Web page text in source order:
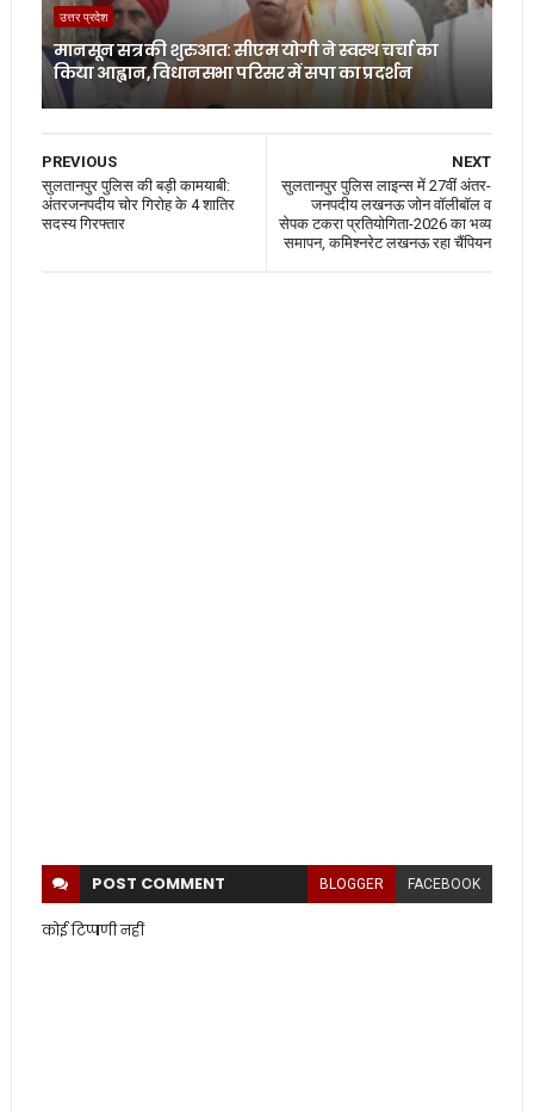
उत्तर प्रदेश
मानसून सत्र की शुरुआत: सीएम योगी ने स्वस्थ चर्चा का
किया आह्वान, विधानसभा परिसर में सपा का प्रदर्शन
NEXT
सुलतानपुर पुलिस लाइन्स में 27वीं अंतर-
जनपदीय लखनऊ जोन वॉलीबॉल व
सेपक टकरा प्रतियोगिता-2026 का भव्य
समापन, कमिश्नरेट लखनऊ रहा चैंपियन
PREVIOUS
सुलतानपुर पुलिस की बड़ी कामयाबी:
अंतरजनपदीय चोर गिरोह के 4 शातिर
सदस्य गिरफ्तार
POST COMMENT BLOGGER FACEBOOK
कोई टिप्पणी नहीं